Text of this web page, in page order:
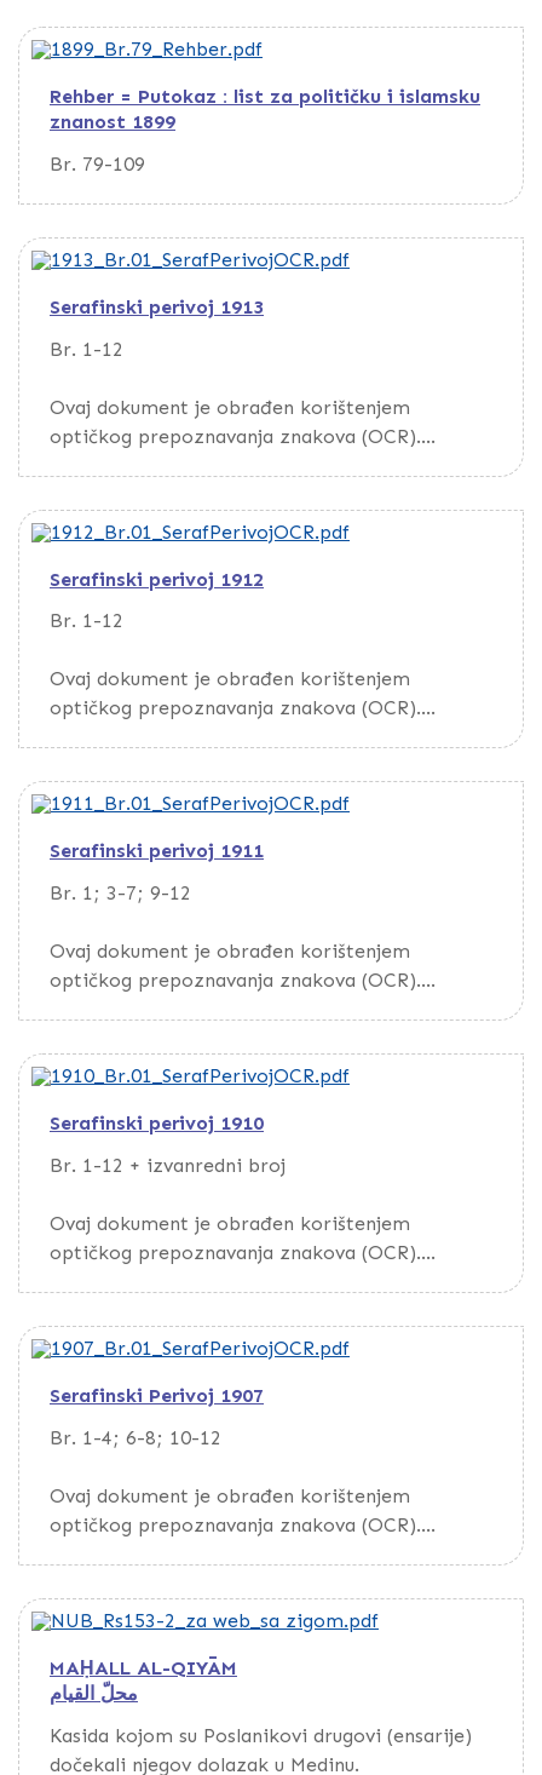
Rehber = Putokaz : list za političku i islamsku
znanost 1899
Br. 79-109
Serafinski perivoj 1913
Br. 1-12
Ovaj dokument je obrađen korištenjem
optičkog prepoznavanja znakova (OCR).
putem opcije Download
Serafinski perivoj 1912
Br. 1-12
Ovaj dokument je obrađen korištenjem
optičkog prepoznavanja znakova (OCR).
putem opcije Download
Serafinski perivoj 1911
Br. 1; 3-7; 9-12
Ovaj dokument je obrađen korištenjem
optičkog prepoznavanja znakova (OCR).
putem opcije Download
Serafinski perivoj 1910
Br. 1-12 + izvanredni broj
Ovaj dokument je obrađen korištenjem
optičkog prepoznavanja znakova (OCR).
putem opcije Download
Serafinski Perivoj 1907
Br. 1-4; 6-8; 10-12
Ovaj dokument je obrađen korištenjem
optičkog prepoznavanja znakova (OCR).
putem opcije Download
MAḤALL AL-QIYĀM
محلّ القيام
Kasida kojom su Poslanikovi drugovi (ensarije)
dočekali njegov dolazak u Medinu.